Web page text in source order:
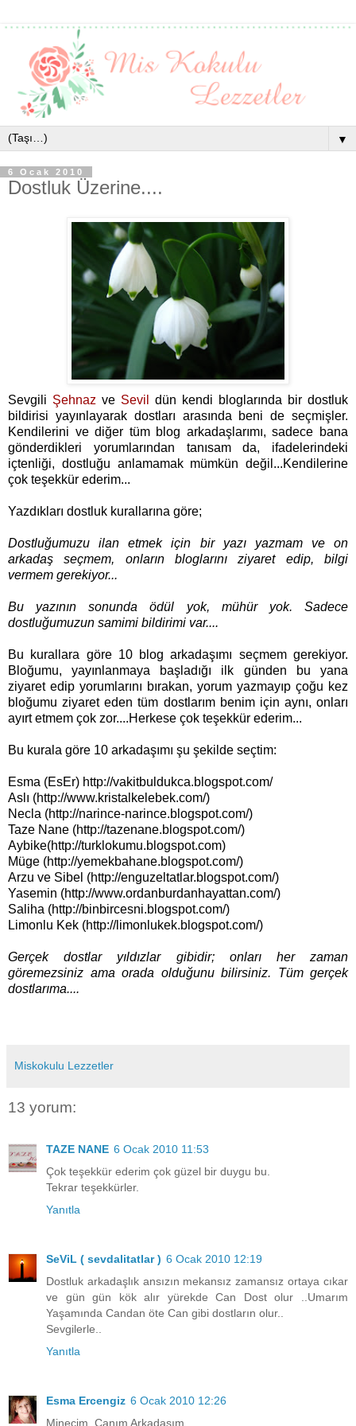
▼
6 Ocak 2010
Dostluk Üzerine....
Sevgili Şehnaz ve Sevil
dün kendi bloglarında bir dostluk
bildirisi yayınlayarak dostları arasında beni de seçmişler.
Kendilerini ve diğer tüm blog arkadaşlarımı, sadece bana
gönderdikleri yorumlarından tanısam da, ifadelerindeki
içtenliği, dostluğu anlamamak mümkün değil...Kendilerine
çok teşekkür ederim...
Yazdıkları dostluk kurallarına göre;
Dostluğumuzu ilan etmek için bir yazı yazmam ve on
arkadaş seçmem, onların bloglarını ziyaret edip, bilgi
vermem gerekiyor...
Bu yazının sonunda ödül yok, mühür yok. Sadece
dostluğumuzun samimi bildirimi var....
Bu kurallara göre 10 blog arkadaşımı seçmem gerekiyor.
Bloğumu, yayınlanmaya başladığı ilk günden bu yana
ziyaret edip yorumlarını bırakan, yorum yazmayıp çoğu kez
bloğumu ziyaret eden tüm dostlarım benim için aynı, onları
ayırt etmem çok zor....Herkese çok teşekkür ederim...
Bu kurala göre 10 arkadaşımı şu şekilde seçtim:
Esma (EsEr) http://vakitbuldukca.blogspot.com/
Aslı (http://www.kristalkelebek.com/)
Necla (http://narince-narince.blogspot.com/)
Taze Nane (http://tazenane.blogspot.com/)
Aybike(http://turklokumu.blogspot.com)
Müge (http://yemekbahane.blogspot.com/)
Arzu ve Sibel (http://enguzeltatlar.blogspot.com/)
Yasemin (http://www.ordanburdanhayattan.com/)
Saliha (http://binbircesni.blogspot.com/)
Limonlu Kek (http://limonlukek.blogspot.com/)
Gerçek dostlar yıldızlar gibidir; onları her zaman
göremezsiniz ama orada olduğunu bilirsiniz. Tüm gerçek
dostlarıma....
Miskokulu Lezzetler
13 yorum:
TAZE NANE 6 Ocak 2010 11:53
Çok teşekkür ederim çok güzel bir duygu bu.
Tekrar teşekkürler.
Yanıtla
SeViL ( sevdalitatlar ) 6 Ocak 2010 12:19
Dostluk arkadaşlık ansızın mekansız zamansız ortaya cıkar
ve gün gün kök alır yürekde Can Dost olur ..Umarım
Yaşamında Candan öte Can gibi dostların olur..
Sevgilerle..
Yanıtla
Esma Ercengiz 6 Ocak 2010 12:26
Minecim, Canım Arkadaşım...